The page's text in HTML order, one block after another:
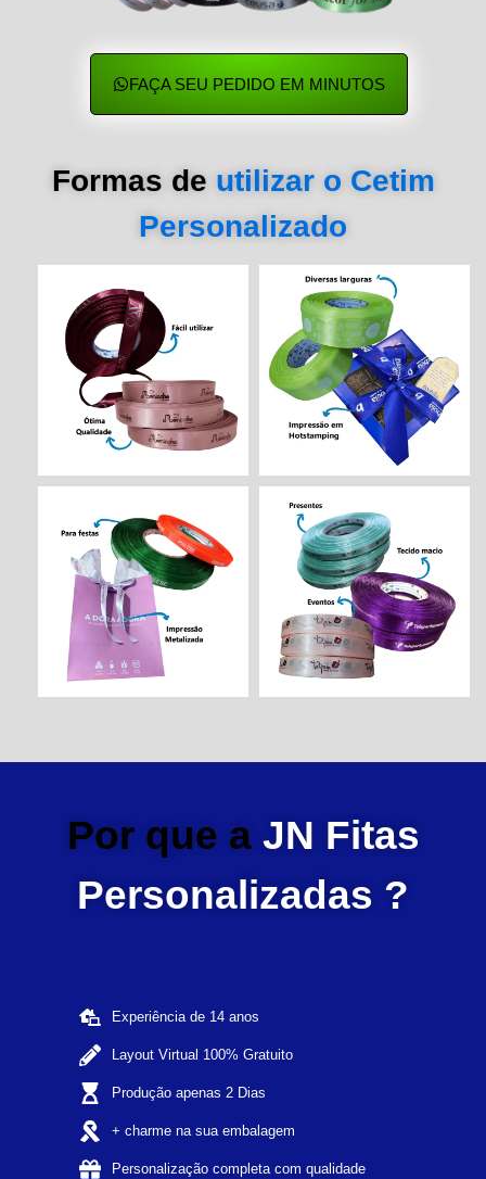
FAÇA SEU PEDIDO EM MINUTOS
Formas de utilizar o Cetim
Personalizado
Por que a JN Fitas
Personalizadas ?
Experiência de 14 anos
Layout Virtual 100% Gratuito
Produção apenas 2 Dias
+ charme na sua embalagem
Personalização completa com qualidade